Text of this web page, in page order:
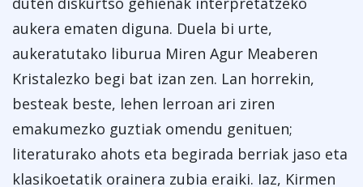
aukera ematen diguna. Duela bi urte,
aukeratutako liburua Miren Agur Meaberen
Kristalezko begi bat izan zen. Lan horrekin,
besteak beste, lehen lerroan ari ziren
emakumezko guztiak omendu genituen;
literaturako ahots eta begirada berriak jaso eta
klasikoetatik orainera zubia eraiki. Iaz, Kirmen